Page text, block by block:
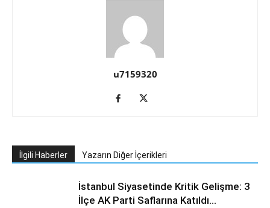
u7159320
İlgili Haberler Yazarın Diğer İçerikleri
İstanbul Siyasetinde Kritik Gelişme: 3
İlçe AK Parti Saflarına Katıldı…